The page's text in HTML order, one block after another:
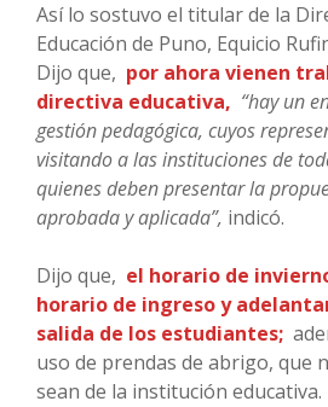
Así lo sostuvo el titular de la
Educación de Puno, Equicio
Dijo que, por ahora vienen
directiva educativa, “hay un
gestión pedagógica, cuyos
visitando a las instituciones de
quienes deben presentar la
aprobada y aplicada”, indicó.
Dijo que, el horario de
horario de ingreso y
salida de los estudiantes;
uso de prendas de abrigo, que
sean de la institución educativa.